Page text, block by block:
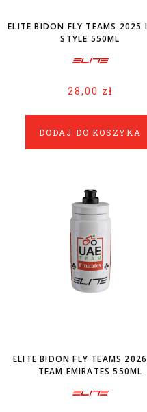
ELITE BIDON FLY TEAMS 2025
STYLE 550ML
28,00 zł
DODAJ DO KOSZYKA
ELITE BIDON FLY TEAMS
TEAM EMIRATES 550ML